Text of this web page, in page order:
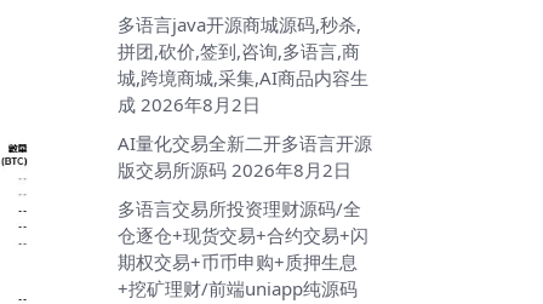
多语言java开源商城源码,秒杀,
拼团,砍价,签到,咨询,多语言,商
城,跨境商城,采集,AI商品内容生
成 2026年8月2日
AI量化交易全新二开多语言开源
版交易所源码 2026年8月2日
多语言交易所投资理财源码/全
仓逐仓+现货交易+合约交易+闪
期权交易+币币申购+质押生息
+挖矿理财/前端uniapp纯源码